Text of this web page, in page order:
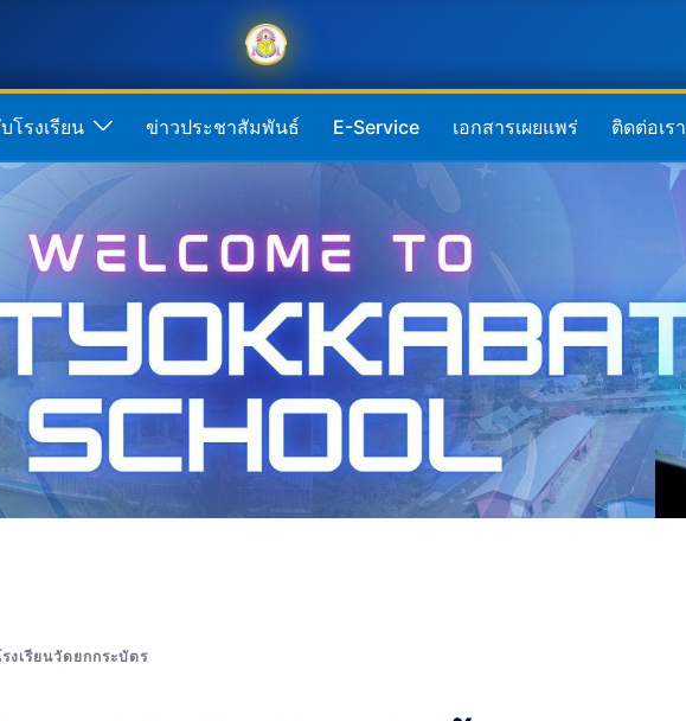
โรงเรียน ข่าวประชาสัมพันธ์ E-Service เอกสารเผยแพร่ ติดต่อเรา
รงเรียนวัดยกกระบัตร